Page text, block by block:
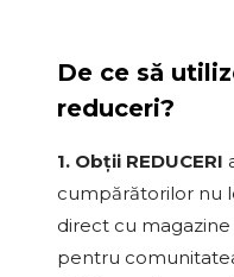
De ce să
reduceri?
1. Obții REDUCERI
cumpărătorilor nu
direct cu magazine
pentru comunitatea